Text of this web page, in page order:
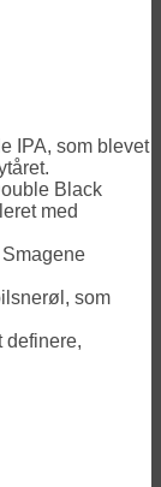
IPA, som blevet
Black
med
som
definere,